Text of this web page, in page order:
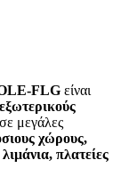
FLG είναι
μεγάλες
χώρους,
πλατείες